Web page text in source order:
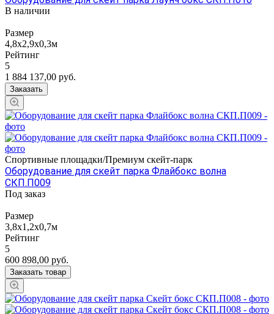
В наличии
Размер
4,8х2,9х0,3м
Рейтинг
5
1 884 137,00 руб.
Заказать
Спортивные площадки/Премиум скейт-парк
Оборудование для скейт парка Флайбокс волна
СКП.П009
Под заказ
Размер
3,8х1,2х0,7м
Рейтинг
5
600 898,00 руб.
Заказать товар